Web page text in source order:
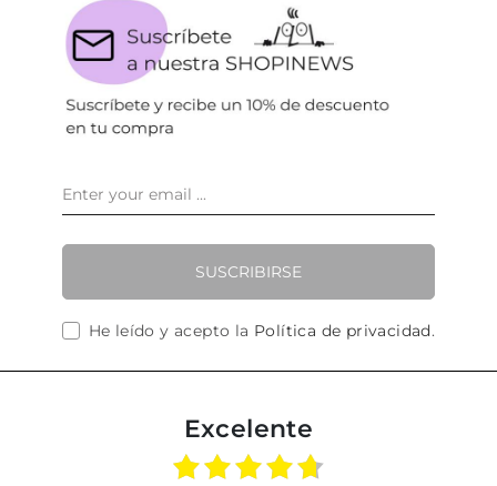
SUSCRIBIRSE
He leído y acepto la Política de privacidad.
Excelente